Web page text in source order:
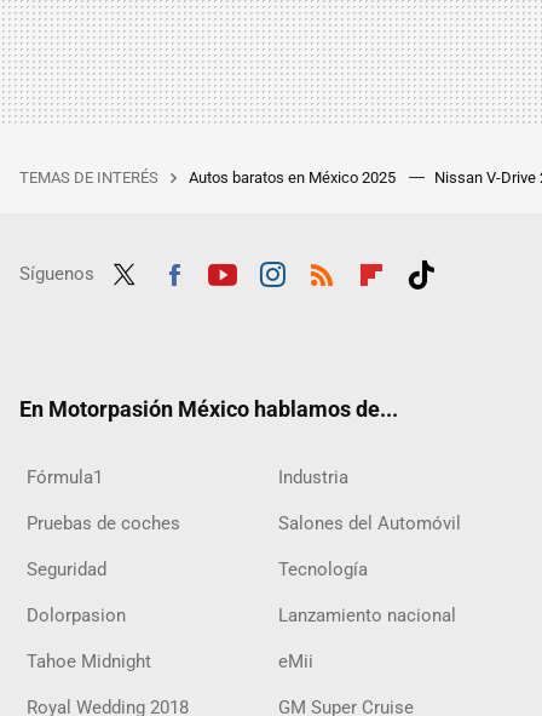
TEMAS DE INTERÉS Autos baratos en México 2025 Nissan V-Drive
Síguenos
En Motorpasión México hablamos de...
Fórmula1 Industria
Pruebas de coches Salones del Automóvil
Seguridad Tecnología
Dolorpasion Lanzamiento nacional
Tahoe Midnight eMii
Royal Wedding 2018 GM Super Cruise